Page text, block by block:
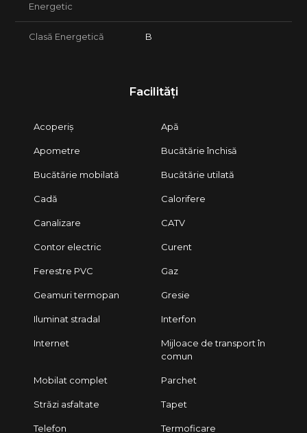
Energetic
Clasă Energetică B
Facilități
Acoperiș Apă
Apometre Bucătărie închisă
Bucătărie mobilată Bucătărie utilată
Cadă Calorifere
Canalizare CATV
Contor electric Curent
Ferestre PVC Gaz
Geamuri termopan Gresie
Iluminat stradal Interfon
Internet
Mijloace de transport în
comun
Mobilat complet Parchet
Străzi asfaltate Tapet
Telefon Termoficare